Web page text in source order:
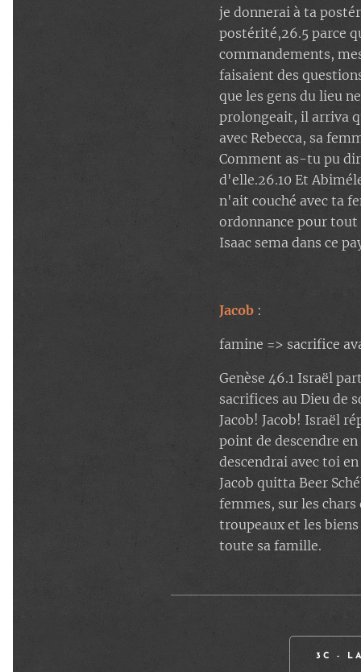
je donnerai à ta
postérité,26.5 parce
commandements,
faisaient des
que les gens du lieu
prolongeait, il arriva
avec Rebecca, sa
Comment as-tu pu
d'elle.26.10 Et
n'ait couché avec ta
ordonnance pour tout
Isaac sema dans ce
Jacob :
famine => sacrifice
Genèse 46.1 Israël
sacrifices au Dieu de
Jacob! Jacob! Israël
point de descendre
descendrai avec toi
Jacob quitta Beer
femmes, sur les
troupeaux et les biens
toute sa famille.
3C -